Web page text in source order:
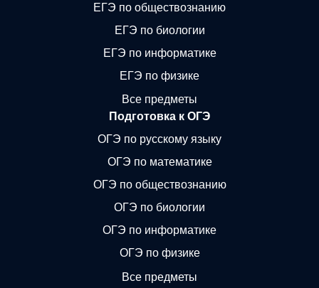
ЕГЭ по обществознанию
ЕГЭ по биологии
ЕГЭ по информатике
ЕГЭ по физике
Все предметы
Подготовка к ОГЭ
ОГЭ по русскому языку
ОГЭ по математике
ОГЭ по обществознанию
ОГЭ по биологии
ОГЭ по информатике
ОГЭ по физике
Все предметы